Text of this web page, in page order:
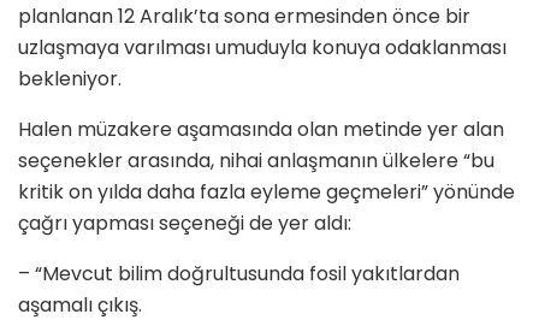
planlanan 12 Aralık’ta sona ermesinden önce bir
uzlaşmaya varılması umuduyla konuya odaklanması
bekleniyor.
Halen müzakere aşamasında olan metinde yer alan
seçenekler arasında, nihai anlaşmanın ülkelere “bu
kritik on yılda daha fazla eyleme geçmeleri” yönünde
çağrı yapması seçeneği de yer aldı:
– “Mevcut bilim doğrultusunda fosil yakıtlardan
aşamalı çıkış.